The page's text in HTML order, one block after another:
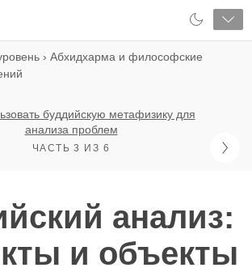
› Абхидхарма и философские
буддийскую метафизику для
анализа проблем
ЧАСТЬ 3 ИЗ 6
анализ:
и объекты